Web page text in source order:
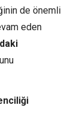
de önemli
eden